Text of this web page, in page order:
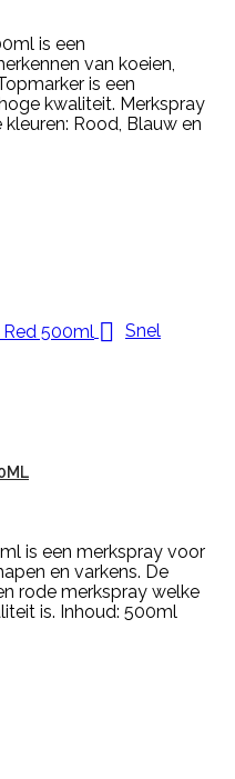
is een
van koeien,
is een
kwaliteit. Merkspray
Rood, Blauw en
 Snel
is een merkspray voor
en varkens. De
rode merkspray welke
is. Inhoud: 500ml